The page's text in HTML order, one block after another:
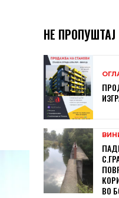
НЕ ПРОПУШТАЈ
ВО